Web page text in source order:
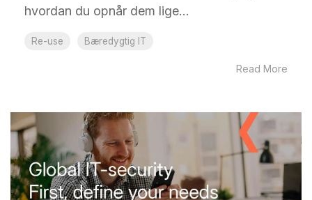
hvordan du opnår dem lige...
Re-use Bæredygtig IT
Read More